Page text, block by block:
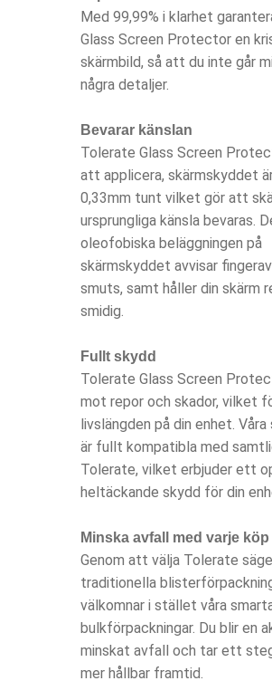
Med 99,99% i klarhet
Glass Screen Protector en
skärmbild, så att du inte går
några detaljer.
Bevarar känslan
Tolerate Glass Screen
att applicera, skärmskyddet
0,33mm tunt vilket gör att
ursprungliga känsla bevaras.
oleofobiska beläggningen på
skärmskyddet avvisar
smuts, samt håller din skärm
smidig.
Fullt skydd
Tolerate Glass Screen
mot repor och skador, vilket
livslängden på din enhet.
är fullt kompatibla med
Tolerate, vilket erbjuder ett
heltäckande skydd för din
Minska avfall med varje köp
Genom att välja Tolerate
traditionella
välkomnar i stället våra
bulkförpackningar. Du blir en
minskat avfall och tar ett
mer hållbar framtid.